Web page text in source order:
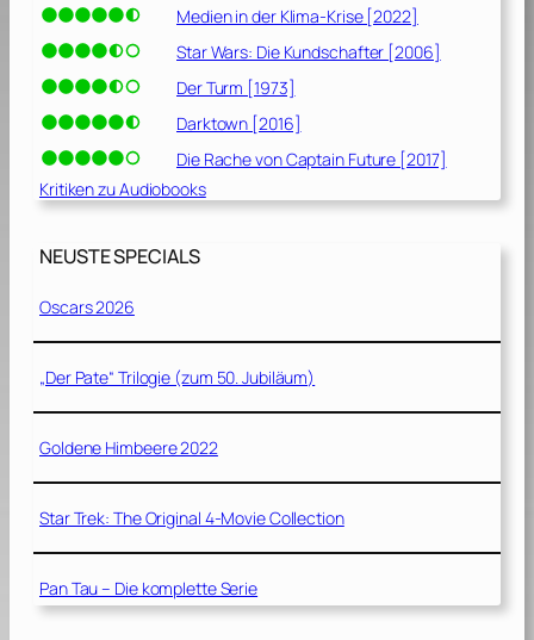
Medien in der Klima-Krise [2022]
Star Wars: Die Kundschafter [2006]
Der Turm [1973]
Darktown [2016]
Die Rache von Captain Future [2017]
Kritiken zu Audiobooks
NEUSTE SPECIALS
Oscars 2026
„Der Pate“ Trilogie (zum 50. Jubiläum)
Goldene Himbeere 2022
Star Trek: The Original 4-Movie Collection
Pan Tau – Die komplette Serie